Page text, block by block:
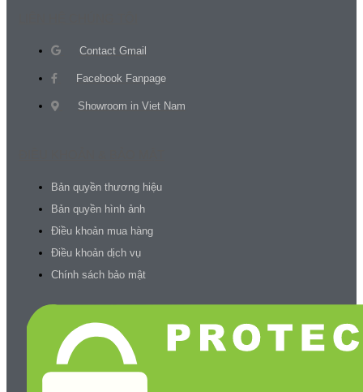
Contact Gmail
Facebook Fanpage
Showroom in Viet Nam
Bản quyền thương hiệu
Bản quyền hình ảnh
Điều khoản mua hàng
Điều khoản dịch vụ
Chính sách bảo mật